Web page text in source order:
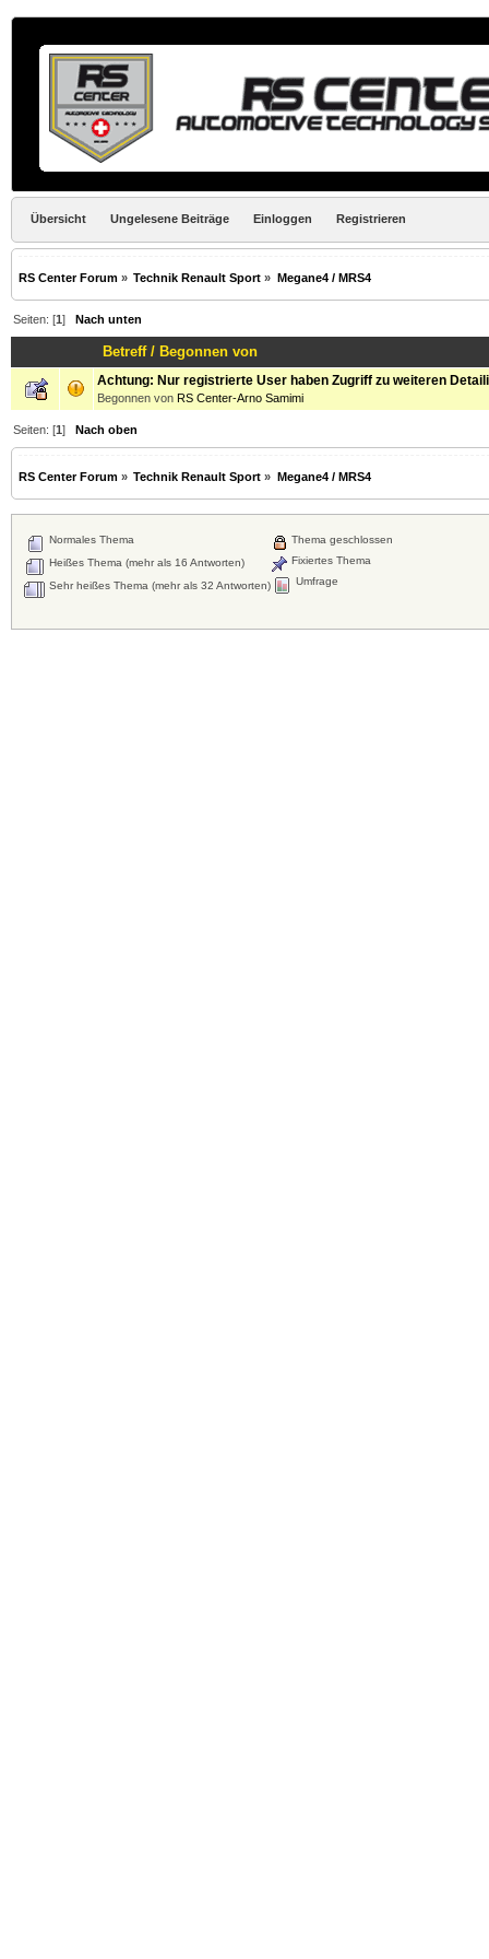
Übersicht Ungelesene Beiträge Einloggen Registrieren
RS Center Forum » Technik Renault Sport » Megane4 / MRS4
Seiten: [1] Nach unten
Betreff/ Begonnen von
Achtung: Nur registrierte User haben Zugriff zu weiteren
Begonnen von RS Center-Arno Samimi
Seiten: [1]Nach oben
RS Center Forum » Technik Renault Sport » Megane4 / MRS4
Normales Thema
Heißes Thema (mehr als 16 Antworten)
Sehr heißes Thema (mehr als 32 Antworten)
Thema geschlossen
Fixiertes Thema
Umfrage